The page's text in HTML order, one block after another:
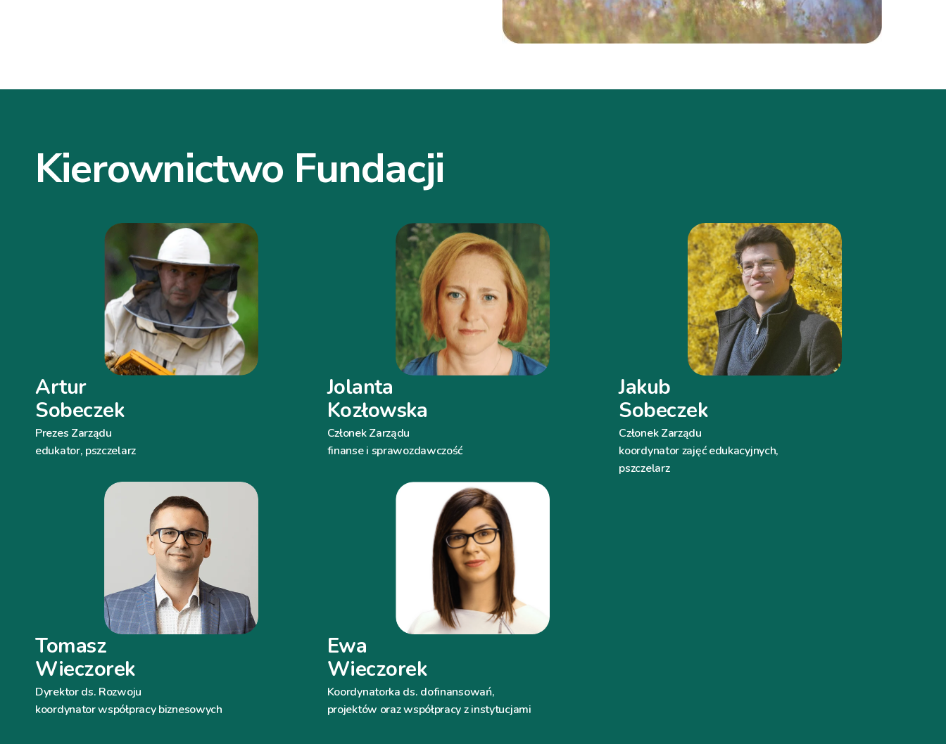
Kierownictwo Fundacji
Artur
Sobeczek
Prezes Zarządu
edukator, pszczelarz
Jolanta
Kozłowska
Członek Zarządu
finanse i sprawozdawczość
Jakub
Sobeczek
Członek Zarządu
koordynator zajęć edukacyjnych,
pszczelarz
Tomasz
Wieczorek
Dyrektor ds. Rozwoju
koordynator współpracy biznesowych
Ewa
Wieczorek
Koordynatorka ds. dofinansowań,
projektów oraz współpracy z instytucjami